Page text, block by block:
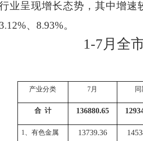
业呈现增长态势，其中增
、 8.93%。
1-7月全
产业分类 7月 同
合 计 136880.65
1、有色金属 13739.36